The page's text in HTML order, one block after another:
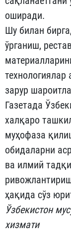
оширади.
Шу билан
ўрганиш,
зарур
Газетада
халқаро
муҳофаза
обидаларни
ва илмий
ҳақида сўз
Ўзбекистон
хизмати